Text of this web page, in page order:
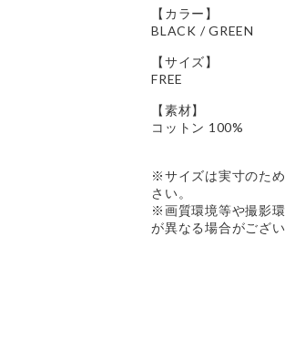
【カラー】
BLACK / GREEN
【サイズ】
FREE
【素材】
コットン 100%
※サイズは実寸のた
さい。
※画質環境等や撮影
が異なる場合がござい